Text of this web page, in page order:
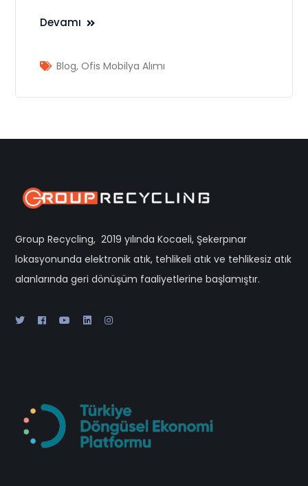
Devamı
Blog,Ofis Mobilya Alımı
Group Recycling, 2019 yılında Kocaeli, Şekerpınar
lokasyonunda elektronik atık, tehlikeli atık ve tehlikesiz atık
alanlarında geri dönüşüm faaliyetlerine başlamıştır.